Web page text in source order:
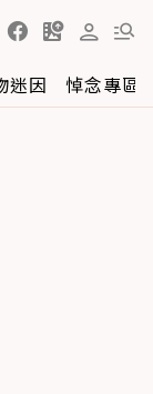
迷因 悼念專區